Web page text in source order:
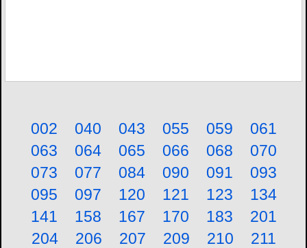
002 040 043 055 059
061
063
064 065 066 068
070
073
077 084 090 091
093
095
097 120 121 123
134
141
158 167 170 183
201
204
206 207 209 210
211